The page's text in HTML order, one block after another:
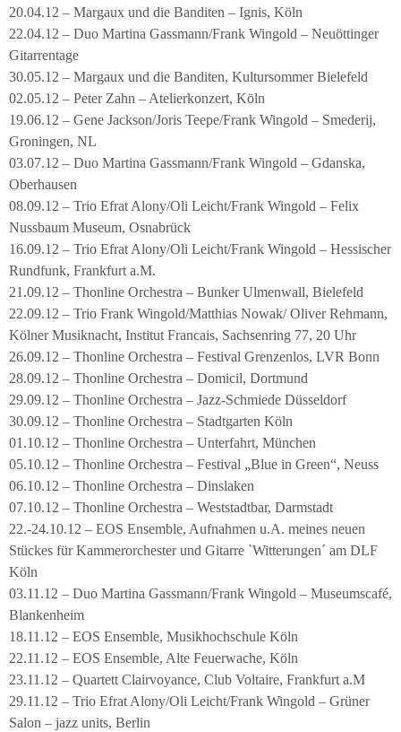
20.04.12 – Margaux und die Banditen – Ignis, Köln
22.04.12 – Duo Martina Gassmann/Frank Wingold – Neuöttinger
Gitarrentage
30.05.12 – Margaux und die Banditen, Kultursommer Bielefeld
02.05.12 – Peter Zahn – Atelierkonzert, Köln
19.06.12 – Gene Jackson/Joris Teepe/Frank Wingold – Smederij,
Groningen, NL
03.07.12 – Duo Martina Gassmann/Frank Wingold – Gdanska,
Oberhausen
08.09.12 – Trio Efrat Alony/Oli Leicht/Frank Wingold – Felix
Nussbaum Museum, Osnabrück
16.09.12 – Trio Efrat Alony/Oli Leicht/Frank Wingold – Hessischer
Rundfunk, Frankfurt a.M.
21.09.12 – Thonline Orchestra – Bunker Ulmenwall, Bielefeld
22.09.12 – Trio Frank Wingold/Matthias Nowak/ Oliver Rehmann,
Kölner Musiknacht, Institut Francais, Sachsenring 77, 20 Uhr
26.09.12 – Thonline Orchestra – Festival Grenzenlos, LVR Bonn
28.09.12 – Thonline Orchestra – Domicil, Dortmund
29.09.12 – Thonline Orchestra – Jazz-Schmiede Düsseldorf
30.09.12 – Thonline Orchestra – Stadtgarten Köln
01.10.12 – Thonline Orchestra – Unterfahrt, München
05.10.12 – Thonline Orchestra – Festival „Blue in Green“, Neuss
06.10.12 – Thonline Orchestra – Dinslaken
07.10.12 – Thonline Orchestra – Weststadtbar, Darmstadt
22.-24.10.12 – EOS Ensemble, Aufnahmen u.A. meines neuen
Stückes für Kammerorchester und Gitarre `Witterungen´ am DLF
Köln
03.11.12 – Duo Martina Gassmann/Frank Wingold – Museumscafé,
Blankenheim
18.11.12 – EOS Ensemble, Musikhochschule Köln
22.11.12 – EOS Ensemble, Alte Feuerwache, Köln
23.11.12 – Quartett Clairvoyance, Club Voltaire, Frankfurt a.M
29.11.12 – Trio Efrat Alony/Oli Leicht/Frank Wingold – Grüner
Salon – jazz units, Berlin